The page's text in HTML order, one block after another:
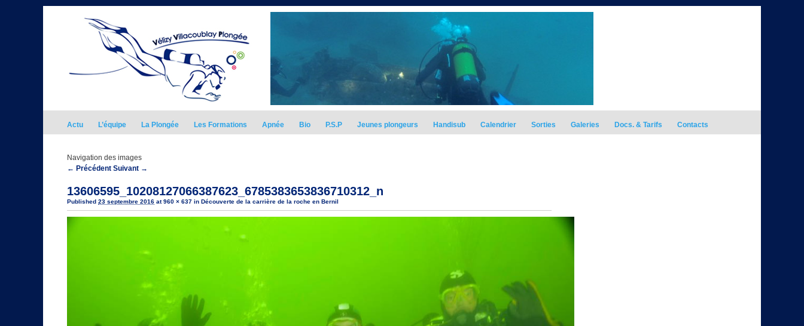
Actu L’équipe La Plongée Les Formations Apnée Bio P.S.P Jeunes plongeurs Handisub Calendrier Sorties Galeries Docs. & Tarifs Contacts
Navigation des images
← Précédent Suivant →
13606595_10208127066387623_6785383653836710312_n
Published 23 septembre 2016 at960 × 637 in Découverte de la carrière de la roche en Bernil